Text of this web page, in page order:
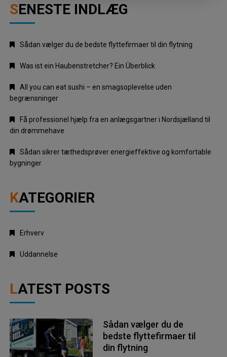
SENESTE INDLÆG
Sådan vælger du de bedste flyttefirmaer til din flytning
Was ist ein Haubenstretcher? Ein Überblick
All you can eat sushi – en smagsoplevelse uden
begrænsninger
Få professionel hjælp fra en anlægsgartner i Nordsjælland til
din drømmehave
Sådan sikrer tæthedsprøver energieffektive og komfortable
bygninger
KATEGORIER
Erhverv
Uddannelse
LATEST POSTS
Sådan vælger du de
bedste flyttefirmaer til
din flytning